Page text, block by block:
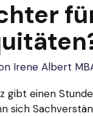
Irene Albert
gibt einen
sich